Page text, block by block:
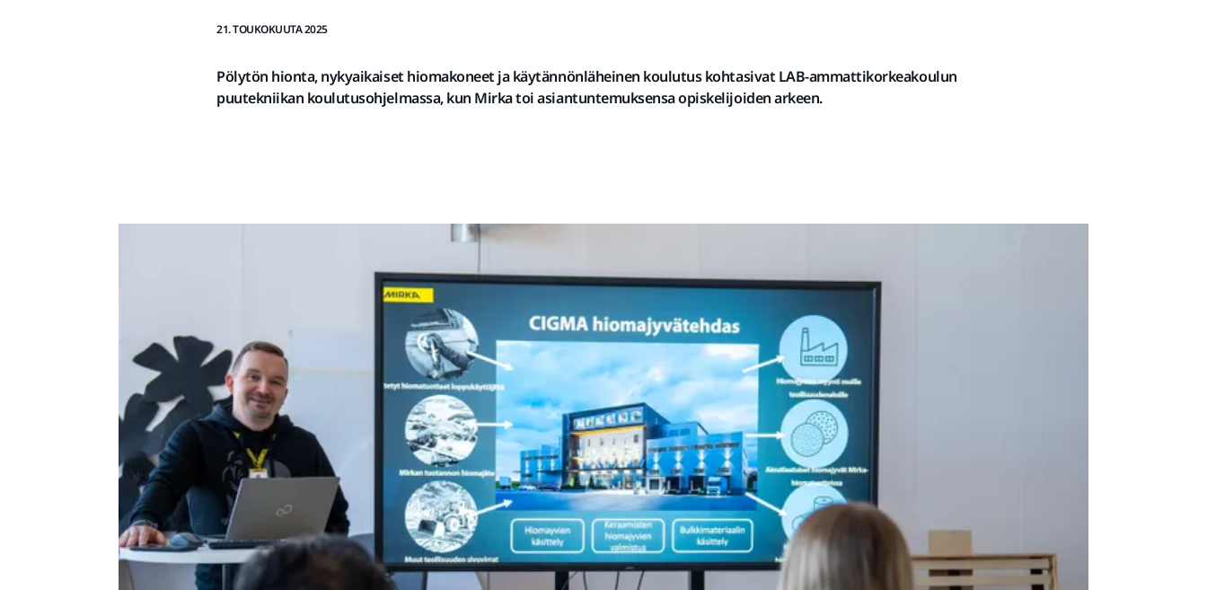
21. TOUKOKUUTA 2025
Pölytön hionta, nykyaikaiset hiomakoneet ja käytännönläheinen koulutus kohtasivat LAB-ammattikorkeakoulun
puutekniikan koulutusohjelmassa, kun Mirka toi asiantuntemuksensa opiskelijoiden arkeen.